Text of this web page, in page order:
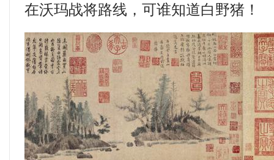
在沃玛战将路线，可谁知道白野猪！